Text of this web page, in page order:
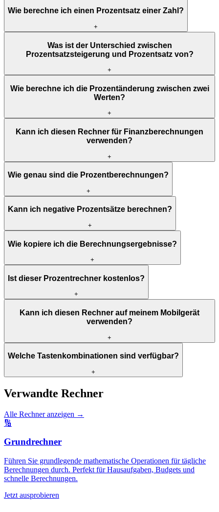
Wie berechne ich einen Prozentsatz einer Zahl?
+
Was ist der Unterschied zwischen
Prozentsatzsteigerung und Prozentsatz von?
+
Wie berechne ich die Prozentänderung zwischen zwei
Werten?
+
Kann ich diesen Rechner für Finanzberechnungen
verwenden?
+
Wie genau sind die Prozentberechnungen?
+
Kann ich negative Prozentsätze berechnen?
+
Wie kopiere ich die Berechnungsergebnisse?
+
Ist dieser Prozentrechner kostenlos?
+
Kann ich diesen Rechner auf meinem Mobilgerät
verwenden?
+
Welche Tastenkombinationen sind verfügbar?
+
Verwandte Rechner
Alle Rechner anzeigen →
🔢
Grundrechner
Führen Sie grundlegende mathematische Operationen für tägliche
Berechnungen durch. Perfekt für Hausaufgaben, Budgets und
schnelle Berechnungen.
Jetzt ausprobieren